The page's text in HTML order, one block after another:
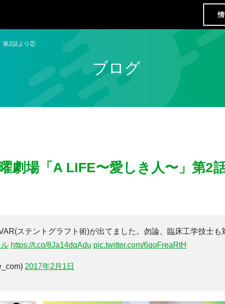
ブログ
第2話より②
劇場「A LIFE〜愛しき人〜」第2
ステントグラフト術)が出てました。勿論、臨床工学技士も
https://t.co/8Ja14dqAdu pic.twitter.com/6qoFreaRtH
2017年2月1日